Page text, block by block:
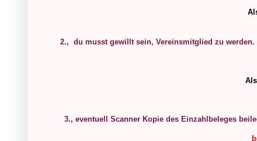
2., du musst gewillt sein, Vereinsmitglied zu werden.
3., eventuell Scanner Kopie des Einzahlbeleges